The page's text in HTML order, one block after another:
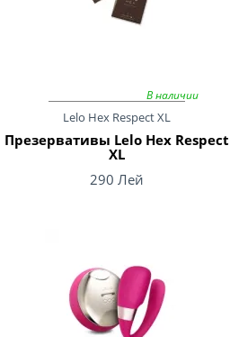
В наличии
Lelo Hex Respect XL
Презервативы Lelo Hex Respect
XL
290 Лей